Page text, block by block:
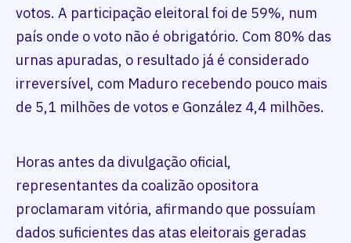
votos. A participação eleitoral foi de 59%, num
país onde o voto não é obrigatório. Com 80% das
urnas apuradas, o resultado já é considerado
irreversível, com Maduro recebendo pouco mais
de 5,1 milhões de votos e González 4,4 milhões.
Horas antes da divulgação oficial,
representantes da coalizão opositora
proclamaram vitória, afirmando que possuíam
dados suficientes das atas eleitorais geradas